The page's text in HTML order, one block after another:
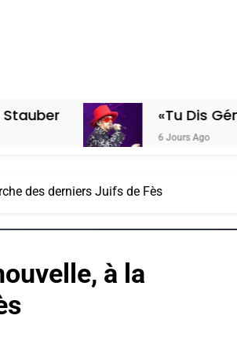
«Tu Dis Génocide, Je
6 Jours Ago
des derniers Juifs de Fès
à la